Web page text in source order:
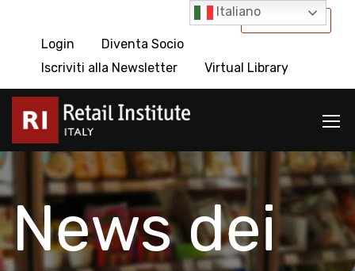
International
Login
Diventa Socio
Iscriviti alla Newsletter
Virtual Library
News dei
Italiano